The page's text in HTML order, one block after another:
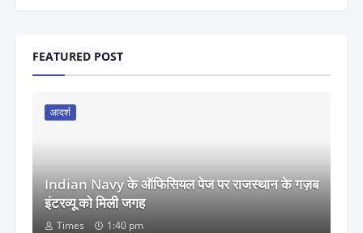
FEATURED POST
आदर्श
Indian Navy के ऑफिसियल पेज पर राजस्थान के गज़ब
इंटरव्यू को मिली जगह
Times 1:40 pm